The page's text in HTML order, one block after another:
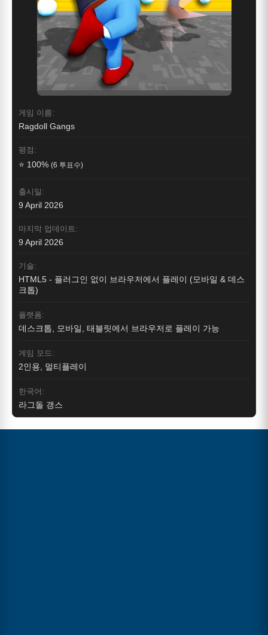
게임 이름:
Ragdoll Gangs
평점:
⭐ 100% (6 투표수)
출시일:
9 April 2026
마지막 업데이트:
9 April 2026
기술:
HTML5 - 플러그인 없이 브라우저에서 플레이 (모바일 & 데스
크톱)
플랫폼:
데스크톱, 모바일, 태블릿에서 브라우저로 플레이 가능
게임 모드:
2인용, 멀티플레이
한국어:
라그돌 갱스